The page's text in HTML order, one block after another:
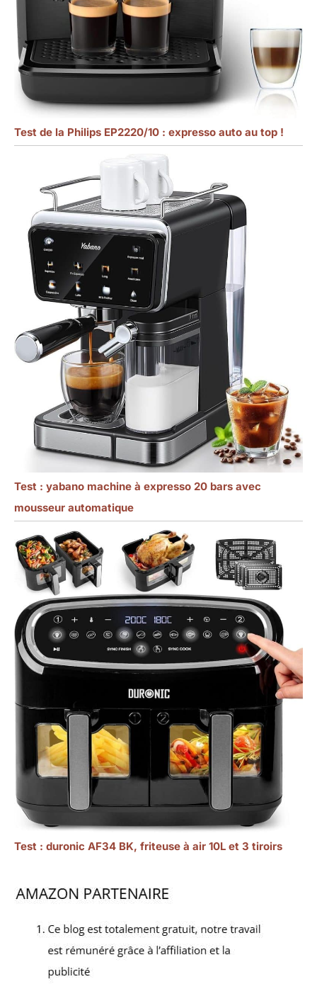
Test de la Philips EP2220/10 : expresso auto au top !
Test : yabano machine à expresso 20 bars avec
mousseur automatique
Test : duronic AF34 BK, friteuse à air 10L et 3 tiroirs